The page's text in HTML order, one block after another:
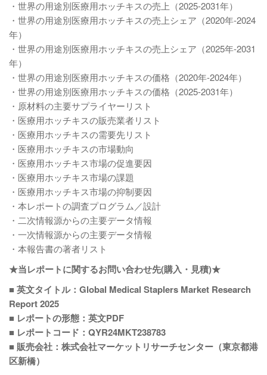
・世界の用途別医療用ホッチキスの売上（2025-2031年）
・世界の用途別医療用ホッチキスの売上シェア（2020年-2024
年）
・世界の用途別医療用ホッチキスの売上シェア（2025年-2031
年）
・世界の用途別医療用ホッチキスの価格（2020年-2024年）
・世界の用途別医療用ホッチキスの価格（2025-2031年）
・原材料の主要サプライヤーリスト
・医療用ホッチキスの販売業者リスト
・医療用ホッチキスの需要先リスト
・医療用ホッチキスの市場動向
・医療用ホッチキス市場の促進要因
・医療用ホッチキス市場の課題
・医療用ホッチキス市場の抑制要因
・本レポートの調査プログラム／設計
・二次情報源からの主要データ情報
・一次情報源からの主要データ情報
・本報告書の著者リスト
★当レポートに関するお問い合わせ先(購入・見積)★
■ 英文タイトル：Global Medical Staplers Market Research
Report 2025
■ レポートの形態：英文PDF
■ レポートコード：QYR24MKT238783
■ 販売会社：株式会社マーケットリサーチセンター（東京都港
区新橋）